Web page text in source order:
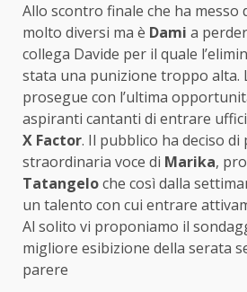
Allo scontro finale che ha
molto diversi ma è Dami a
collega Davide per il quale
stata una punizione troppo alta.
prosegue con l’ultima
aspiranti cantanti di entrare
X Factor. Il pubblico ha deciso di
straordinaria voce di Marika,
Tatangeloche così dalla
un talento con cui entrare
Al solito vi proponiamo il
migliore esibizione della serata
parere